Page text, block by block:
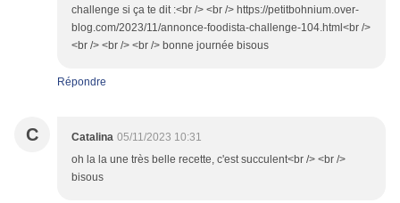
challenge si ça te dit :<br /> <br /> https://petitbohnium.over-
blog.com/2023/11/annonce-foodista-challenge-104.html<br />
<br /> <br /> <br /> bonne journée bisous
Répondre
C Catalina 05/11/2023 10:31
oh la la une très belle recette, c'est succulent<br /> <br />
bisous